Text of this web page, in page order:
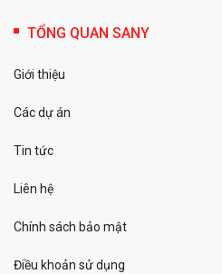
TỔNG QUAN SANY
Giới thiệu
Các dự án
Tin tức
Liên hệ
Chính sách bảo mật
Điều khoản sử dụng